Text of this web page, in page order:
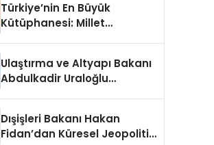
Türkiye’nin En Büyük
Kütüphanesi: Millet
Ulaştırma ve Altyapı Bakanı
Abdulkadir Uraloğlu
Dışişleri Bakanı Hakan
Fidan’dan Küresel Jeopolitik